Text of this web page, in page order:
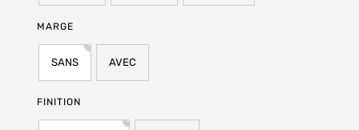
MARGE
SANS AVEC
FINITION